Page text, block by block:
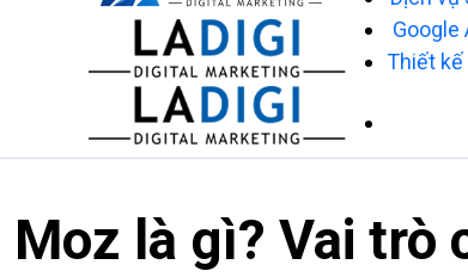
Google
Thiết kế
Moz là gì? Vai trò